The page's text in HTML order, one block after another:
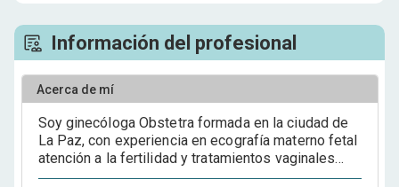
Información del profesional
Acerca de mí
Soy ginecóloga Obstetra formada en la ciudad de
La Paz, con experiencia en ecografía materno fetal
atención a la fertilidad y tratamientos vaginales
estéticos y regenerativos con vino un enfoque